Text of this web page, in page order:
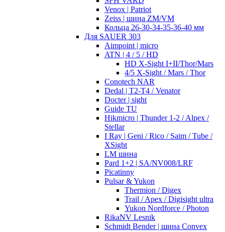
Venox | Patriot
Zeiss | шина ZM/VM
Кольца 26-30-34-35-36-40 мм
Для SAUER 303
Aimpoint | micro
ATN | 4 / 5 / HD
HD X-Sight I+II/Thor/Mars
4/5 X-Sight / Mars / Thor
Conotech NAR
Dedal | T2-T4 / Venator
Docter | sight
Guide TU
Hikmicro | Thunder 1-2 / Alpex /
Stellar
I Ray | Geni / Rico / Saim / Tube /
XSight
LM шина
Pard 1+2 | SA/NV008/LRF
Picatinny
Pulsar & Yukon
Thermion / Digex
Trail / Apex / Digisight ultra
Yukon Nordforce / Photon
RikaNV Lesnik
Schmidt Bender | шина Convex